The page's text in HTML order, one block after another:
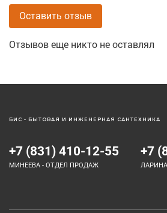
Отзывов еще никто не оставлял
Оставить отзыв
+7 (831) 410-12-55
МИНЕЕВА - ОТДЕЛ ПРОДАЖ
+7
БИС - БЫТОВАЯ И ИНЖЕНЕРНАЯ САНТЕХНИКА